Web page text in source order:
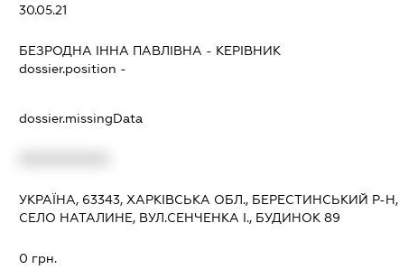
30.05.21
БЕЗРОДНА ІННА ПАВЛІВНА - КЕРІВНИК
dossier.position -
dossier.missingData
УКРАЇНА, 63343, ХАРКІВСЬКА ОБЛ., БЕРЕСТИНСЬКИЙ Р-Н,
СЕЛО НАТАЛИНЕ, ВУЛ.СЕНЧЕНКА І., БУДИНОК 89
0 грн.